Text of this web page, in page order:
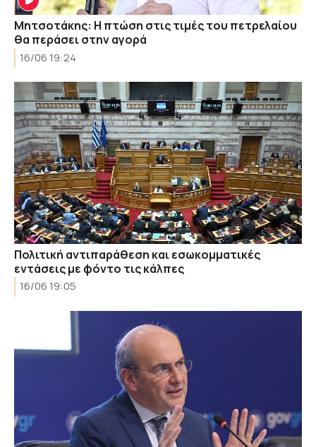
Μητσοτάκης: Η πτώση στις τιμές του πετρελαίου
θα περάσει στην αγορά
16/06 19:24
Πολιτική αντιπαράθεση και εσωκομματικές
εντάσεις με φόντο τις κάλπες
16/06 19:05